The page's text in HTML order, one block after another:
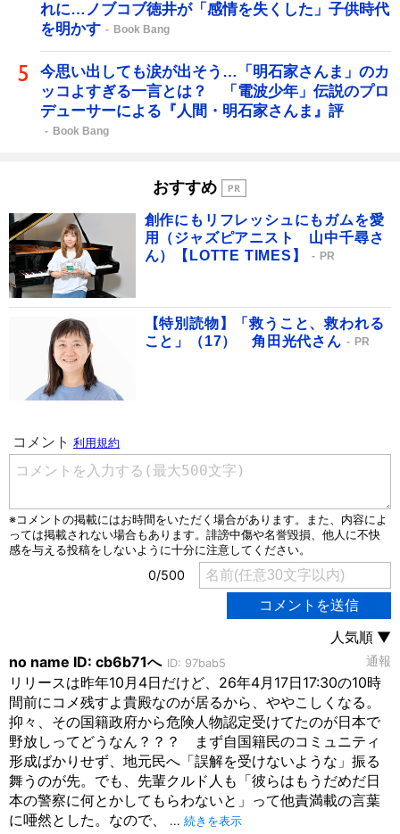
れに…ノブコブ徳井が「感情を失くした」子供時代
を明かす
Book Bang
今思い出しても涙が出そう…「明石家さんま」のカ
ッコよすぎる一言とは？ 「電波少年」伝説のプロ
デューサーによる『人間・明石家さんま』評
Book Bang
おすすめ
創作にもリフレッシュにもガムを愛
用（ジャズピアニスト 山中千尋さ
ん）【LOTTE TIMES】
PR
【特別読物】「救うこと、救われる
こと」（17） 角田光代さん
PR